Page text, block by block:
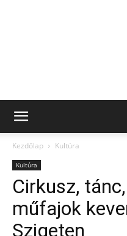
Kezdőlap Kultúra
Kultúra
Cirkusz,
műfajok
Szigeten